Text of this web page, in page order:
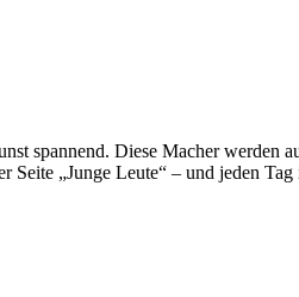
spannend. Diese Macher werden
Seite „Junge Leute“ – und jeden